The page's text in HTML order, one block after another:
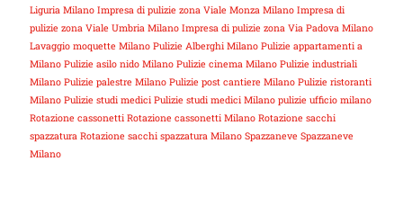
Liguria Milano Impresa di pulizie zona Viale Monza Milano Impresa di
pulizie zona Viale Umbria Milano Impresa di pulizie zona Via Padova Milano
Lavaggio moquette Milano Pulizie Alberghi Milano Pulizie appartamenti a
Milano Pulizie asilo nido Milano Pulizie cinema Milano Pulizie industriali
Milano Pulizie palestre Milano Pulizie post cantiere Milano Pulizie ristoranti
Milano Pulizie studi medici Pulizie studi medici Milano pulizie ufficio milano
Rotazione cassonetti Rotazione cassonetti Milano Rotazione sacchi
spazzatura Rotazione sacchi spazzatura Milano Spazzaneve Spazzaneve
Milano